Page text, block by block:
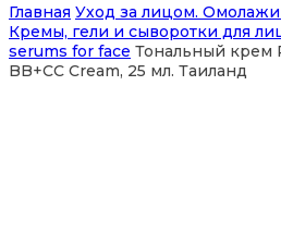
Главная Уход за лицом.
Кремы, гели и сыворотки для
serums for face Тональный крем
BB+СС Cream, 25 мл. Таиланд